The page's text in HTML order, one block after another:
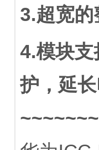
3.超宽
4.模块支
护，延